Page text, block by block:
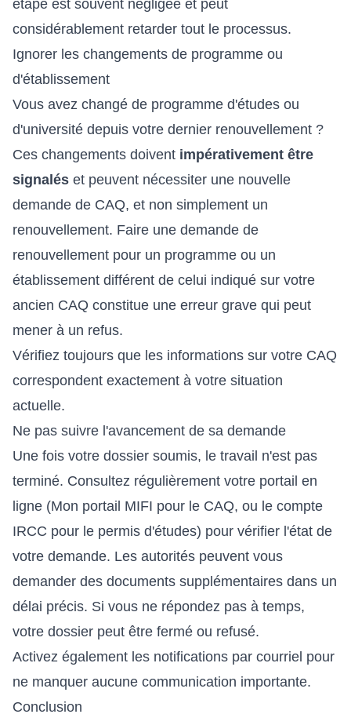
étape est souvent négligée et peut
considérablement retarder tout le processus.
Ignorer les changements de programme ou
d'établissement
Vous avez changé de programme d'études ou
d'université depuis votre dernier renouvellement ?
Ces changements doivent impérativement être
signalés et peuvent nécessiter une nouvelle
demande de CAQ, et non simplement un
renouvellement. Faire une demande de
renouvellement pour un programme ou un
établissement différent de celui indiqué sur votre
ancien CAQ constitue une erreur grave qui peut
mener à un refus.
Vérifiez toujours que les informations sur votre CAQ
correspondent exactement à votre situation
actuelle.
Ne pas suivre l'avancement de sa demande
Une fois votre dossier soumis, le travail n'est pas
terminé. Consultez régulièrement votre portail en
ligne (Mon portail MIFI pour le CAQ, ou le compte
IRCC pour le permis d'études) pour vérifier l'état de
votre demande. Les autorités peuvent vous
demander des documents supplémentaires dans un
délai précis. Si vous ne répondez pas à temps,
votre dossier peut être fermé ou refusé.
Activez également les notifications par courriel pour
ne manquer aucune communication importante.
Conclusion